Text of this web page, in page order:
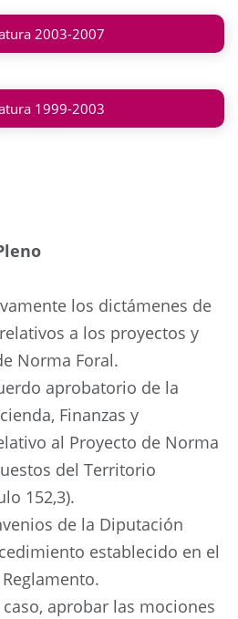
2003-2007
1999-2003
los dictámenes de
a los proyectos y
Norma Foral.
aprobatorio de la
Finanzas y
al Proyecto de Norma
del Territorio
152,3).
de la Diputación
establecido en el
aprobar las mociones